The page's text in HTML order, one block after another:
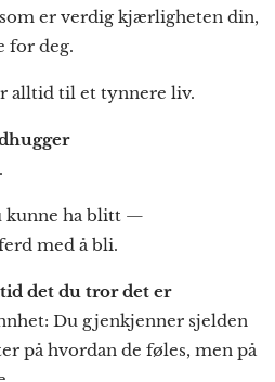
er verdig kjærligheten din,
for deg.
alltid til et tynnere liv.
kunne ha blitt —
med å bli.
det du tror det er
Du gjenkjenner sjelden
på hvordan de føles, men på